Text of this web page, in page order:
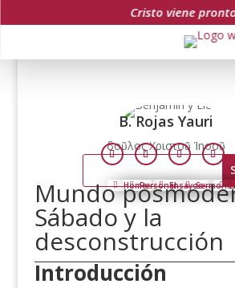
Cristo viene
B. Rojas Yauri
δοῦλος Χριστοῦ Ἰησοῦ
FollowFollowFollow
Search
HomePersonalEnsayos
Mundo
Sábado y la
desconstrucción
Introducción